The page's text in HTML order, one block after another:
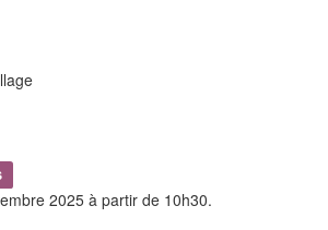
2025 à partir de 10h30.